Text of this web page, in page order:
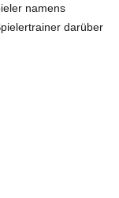
namens
darüber